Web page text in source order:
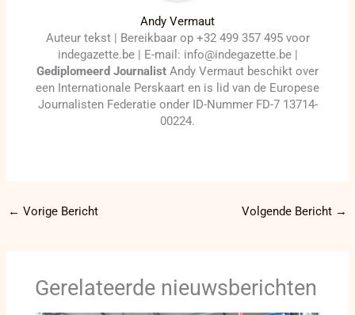
Andy Vermaut
Auteur tekst | Bereikbaar op +32 499 357 495 voor
indegazette.be | E-mail: info@indegazette.be |
Gediplomeerd Journalist Andy Vermaut beschikt over
een Internationale Perskaart en is lid van de Europese
Journalisten Federatie onder ID-Nummer FD-7 13714-
00224.
← Vorige Bericht Volgende Bericht →
Gerelateerde nieuwsberichten